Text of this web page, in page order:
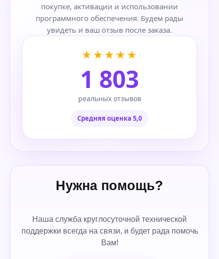
покупке, активации и использовании
программного обеспечения. Будем рады
увидеть и ваш отзыв после заказа.
★★★★★
1 803
реальных отзывов
Средняя оценка 5,0
Нужна помощь?
Наша служба круглосуточной технической
поддержки всегда на связи, и будет рада помочь
Вам!